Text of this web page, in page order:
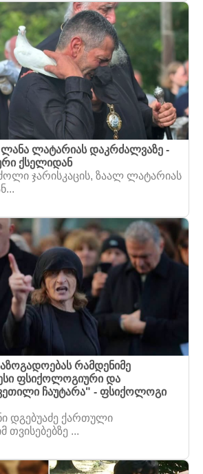
ლატარიას დაკრძალვაზე -
ქსელიდან
ჯარისკაცის, ზაალ ლატარიას
რამდენიმე
ფსიქოლოგიური და
ჩაუტარა" - ფსიქოლოგი
დგებუაძე ქართული
თვისებებზე ...